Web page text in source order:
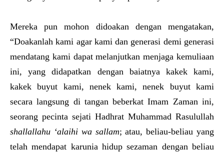
Mereka pun mohon didoakan dengan mengatakan,
“Doakanlah kami agar kami dan generasi demi generasi
mendatang kami dapat melanjutkan menjaga kemuliaan
ini, yang didapatkan dengan baiatnya kakek kami,
kakek buyut kami, nenek kami, nenek buyut kami
secara langsung di tangan beberkat Imam Zaman ini,
seorang pecinta sejati Hadhrat Muhammad Rasulullah
shallallahu ‘alaihi wa sallam; atau, beliau-beliau yang
telah mendapat karunia hidup sezaman dengan beliau